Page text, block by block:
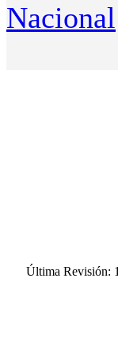
Nacional
Última Revisión: